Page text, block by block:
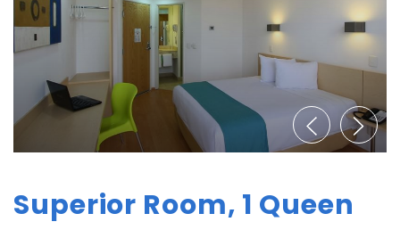
Superior Room, 1 Queen